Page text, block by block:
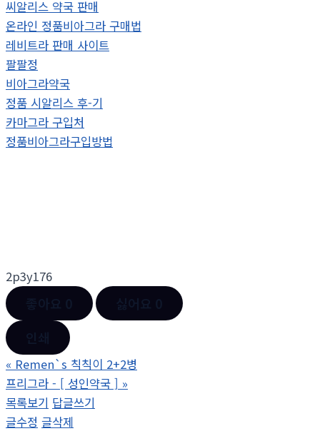
씨알리스 약국 판매
온라인 정품비아그라 구매법
레비트라 판매 사이트
팔팔정
비아그라약국
정품 시알리스 후-기
카마그라 구입처
정품비아그라구입방법
2p3y176
« Remen`s 칙칙이 2+2병
프리그라 - [ 성인약국 ] »
목록보기 답글쓰기
글수정 글삭제